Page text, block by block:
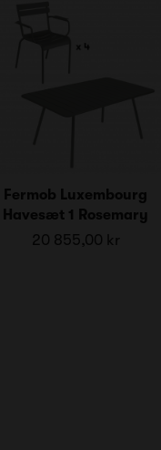
Fermob Luxembourg
Havesæt 1 Rosemary
20 855,00 kr